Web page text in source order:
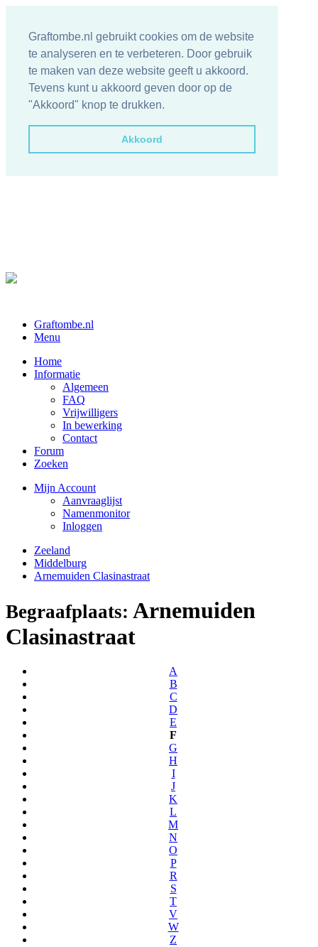
Graftombe.nl gebruikt cookies om de website
te analyseren en te verbeteren. Door gebruik
te maken van deze website geeft u akkoord.
Tevens kunt u akkoord geven door op de
"Akkoord" knop te drukken.
Akkoord
Graftombe.nl
Menu
Home
Informatie
Algemeen
FAQ
Vrijwilligers
In bewerking
Contact
Forum
Zoeken
Mijn Account
Aanvraaglijst
Namenmonitor
Inloggen
Zeeland
Middelburg
Arnemuiden Clasinastraat
Begraafplaats: Arnemuiden
Clasinastraat
A
B
C
D
E
F
G
H
I
J
K
L
M
N
O
P
R
S
T
V
W
Z